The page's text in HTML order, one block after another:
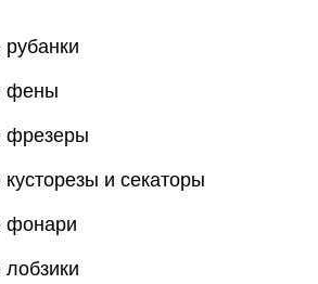
фены
фрезеры
и секаторы
фонари